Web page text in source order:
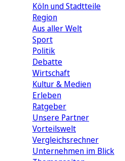
Köln und Stadtteile
Region
Aus aller Welt
Sport
Politik
Debatte
Wirtschaft
Kultur & Medien
Erleben
Ratgeber
Unsere Partner
Vorteilswelt
Vergleichsrechner
Unternehmen im Blick